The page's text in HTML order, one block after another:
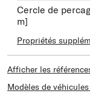
Cercle de
m]
Propriétés
Afficher les
Modèles de